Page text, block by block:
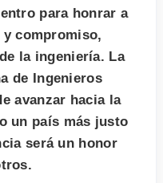
para honrar a
compromiso,
la ingeniería. La
de Ingenieros
avanzar hacia la
un país más justo
será un honor